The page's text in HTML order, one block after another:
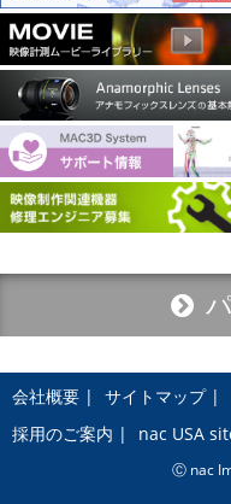
会社概要 サイトマップ
採用のご案内
nac USA
Ⓒ nac